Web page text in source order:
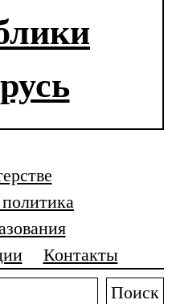
Контакты
Поиск